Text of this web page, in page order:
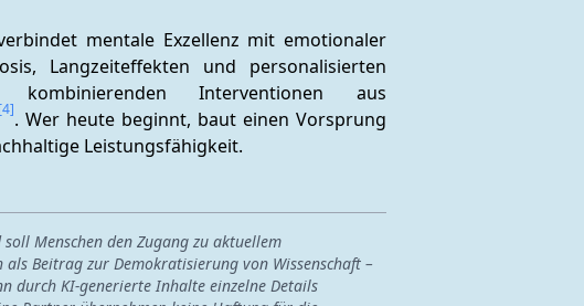
mentale Exzellenz mit emotionaler
Langzeiteffekten und personalisierten
Interventionen aus
[4]. Wer heute beginnt, baut einen Vorsprung
Leistungsfähigkeit.
Menschen den Zugang zu aktuellem
Beitrag zur Demokratisierung von Wissenschaft –
durch KI-generierte Inhalte einzelne Details